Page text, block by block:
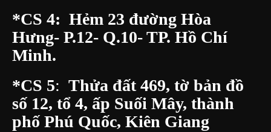
*CS 4: Hẻm 23 đường Hòa
Hưng- P.12- Q.10- TP. Hồ Chí
Minh.
*CS 5: Thửa đất 469, tờ bản đồ
số 12, tổ 4, ấp Suối Mây, thành
phố Phú Quốc, Kiên Giang